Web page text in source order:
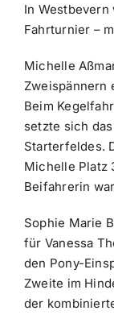
In Westbevern
Fahrturnier –
Michelle
Zweispännern
Beim
setzte sich
Starterfeldes.
Michelle Platz
Beifahrerin
Sophie Marie
für Vanessa
den Pony-
Zweite im
der